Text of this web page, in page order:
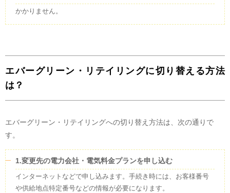
かかりません。
エバーグリーン・リテイリングに切り替える方法
は？
エバーグリーン・リテイリングへの切り替え方法は、次の通りで
す。
1.変更先の電力会社・電気料金プランを申し込む
インターネットなどで申し込みます。手続き時には、お客様番号
や供給地点特定番号などの情報が必要になります。